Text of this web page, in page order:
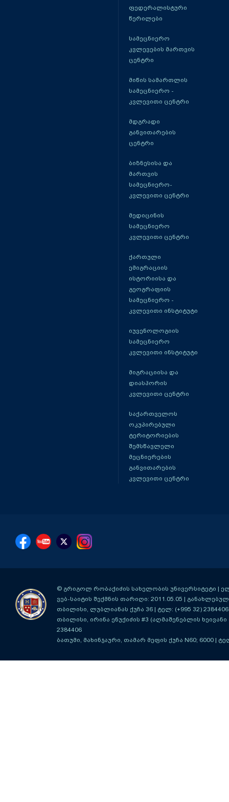
ფედერალისტური
წერილები
სამეცნიერო
კვლევების მართვის
ცენტრი
მიწის სამართლის
სამეცნიერო -
კვლევითი ცენტრი
მდგრადი
განვითარების
ცენტრი
ბიზნესისა და
მართვის
სამეცნიერო-
კვლევითი ცენტრი
მედიცინის
სამეცნიერო
კვლევითი ცენტრი
ქართული
ემიგრაციის
ისტორიისა და
გეოგრაფიის
სამეცნიერო -
კვლევითი ინსტიტუტი
იუვენოლოგიის
სამეცნიერო
კვლევითი ინსტიტუტი
მიგრაციისა და
დიასპორის
კვლევითი ცენტრი
საქართველოს
ოკუპირებული
ტერიტორიების
შემსწავლელი
მეცნიერების
განვითარების
კვლევითი ცენტრი
© გრიგოლ რობაქიძის სახელობის უნივერსიტეტი |
ვებ-საიტის შექმნის თარიღი: 2011.05.05 |
თბილისი, ლუბლიანას ქუჩა 36 | ტელ: (+995 32)
თბილისი, ირინა ენუქიძის #3 (აღმაშენებლის ხეივანი
2384406
ბათუმი, მახინჯაური, თამარ მეფის ქუჩა N60; 6000 |